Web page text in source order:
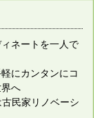
ネートを一人で
にカンタンにコ
へ
民家リノベーシ